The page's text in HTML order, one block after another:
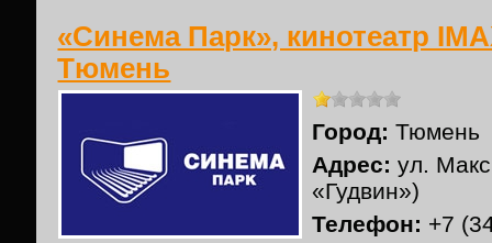
«Синема Парк», кинотеатр
Тюмень
Город:Тюмень
Адрес:ул.
«Гудвин»)
Телефон: +7